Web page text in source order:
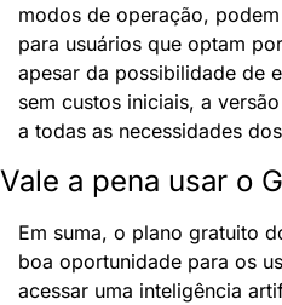
modos de operação,
para usuários que optam
apesar da possibilidade de
sem custos iniciais, a
a todas as necessidades
Vale a pena usar o
Em suma, o plano gratuito
boa oportunidade para os
acessar uma inteligência